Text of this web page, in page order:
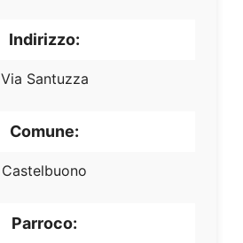
Indirizzo:
Via Santuzza
Comune:
Castelbuono
Parroco: